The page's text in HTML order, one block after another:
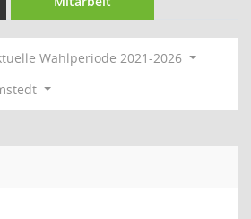
Wahlperiode 2021-2026